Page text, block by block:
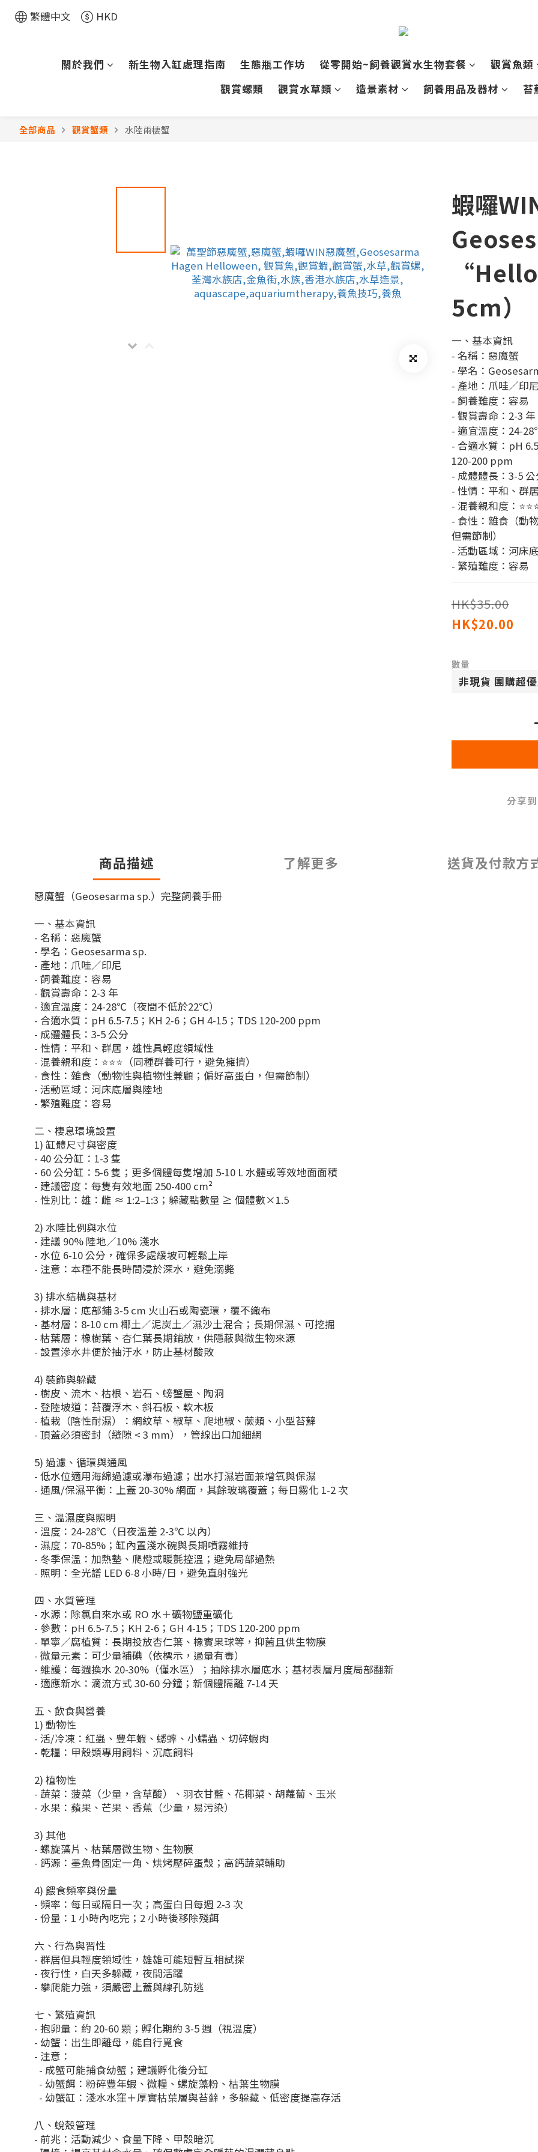
繁體中文 HKD
關於我們 新生物入缸處理指南 生態瓶工作坊 從零開始~飼養觀賞水生物套餐 觀賞魚類
觀賞螺類
觀賞水草類 造景素材 飼養用品及器材 苔
全部商品 觀賞蟹類 水陸兩棲蟹
蝦囉
5cm）
一、基本資訊
- 名稱：惡魔蟹
- 學名：
- 產地：爪哇／印尼
- 飼養難度：容易
- 觀賞壽命：2-3 年
- 適宜溫度：24-
- 合適水質：pH
120-200 ppm
- 成體體長：3-5 公
- 性情：平和、群
- 混養親和度：
- 食性：雜食（動
但需節制）
- 活動區域：河床
- 繁殖難度：容易
HK$35.00
HK$20.00
數量
分享到
商品描述 了解更多 送貨及付款方
惡魔蟹（Geosesarma sp.）完整飼養手冊
一、基本資訊
- 名稱：惡魔蟹
- 學名：Geosesarma sp.
- 產地：爪哇／印尼
- 飼養難度：容易
- 觀賞壽命：2-3 年
- 適宜溫度：24-28℃（夜間不低於22℃）
- 合適水質：pH 6.5-7.5；KH 2-6；GH 4-15；TDS 120-200 ppm
- 成體體長：3-5 公分
- 性情：平和、群居，雄性具輕度領域性
- 混養親和度：⭐⭐⭐（同種群養可行，避免擁擠）
- 食性：雜食（動物性與植物性兼顧；偏好高蛋白，但需節制）
- 活動區域：河床底層與陸地
- 繁殖難度：容易
二、棲息環境設置
1) 缸體尺寸與密度
- 40 公分缸：1-3 隻
- 60 公分缸：5-6 隻；更多個體每隻增加 5-10 L 水體或等效地面面積
- 建議密度：每隻有效地面 250-400 cm²
- 性別比：雄：雌 ≈ 1:2–1:3；躲藏點數量 ≥ 個體數×1.5
2) 水陸比例與水位
- 建議 90% 陸地／10% 淺水
- 水位 6-10 公分，確保多處緩坡可輕鬆上岸
- 注意：本種不能長時間浸於深水，避免溺斃
3) 排水結構與基材
- 排水層：底部鋪 3-5 cm 火山石或陶瓷環，覆不織布
- 基材層：8-10 cm 椰土／泥炭土／濕沙土混合；長期保濕、可挖掘
- 枯葉層：橡樹葉、杏仁葉長期鋪放，供隱蔽與微生物來源
- 設置滲水井便於抽汙水，防止基材酸敗
4) 裝飾與躲藏
- 樹皮、流木、枯根、岩石、螃蟹屋、陶洞
- 登陸坡道：苔覆浮木、斜石板、軟木板
- 植栽（陰性耐濕）：網紋草、椒草、爬地椒、蕨類、小型苔蘚
- 頂蓋必須密封（縫隙 < 3 mm），管線出口加細網
5) 過濾、循環與通風
- 低水位適用海綿過濾或瀑布過濾；出水打濕岩面兼增氧與保濕
- 通風/保濕平衡：上蓋 20-30% 網面，其餘玻璃覆蓋；每日霧化 1-2 次
三、溫濕度與照明
- 溫度：24-28℃（日夜溫差 2-3℃ 以內）
- 濕度：70-85%；缸內置淺水碗與長期噴霧維持
- 冬季保溫：加熱墊、爬燈或暖氈控溫；避免局部過熱
- 照明：全光譜 LED 6-8 小時/日，避免直射強光
四、水質管理
- 水源：除氯自來水或 RO 水＋礦物鹽重礦化
- 參數：pH 6.5-7.5；KH 2-6；GH 4-15；TDS 120-200 ppm
- 單寧／腐植質：長期投放杏仁葉、橡實果球等，抑菌且供生物膜
- 微量元素：可少量補碘（依標示，過量有毒）
- 維護：每週換水 20-30%（僅水區）；抽除排水層底水；基材表層月度局部翻新
- 適應新水：滴流方式 30-60 分鐘；新個體隔離 7-14 天
五、飲食與營養
1) 動物性
- 活/冷凍：紅蟲、豐年蝦、蟋蟀、小蠕蟲、切碎蝦肉
- 乾糧：甲殼類專用飼料、沉底飼料
2) 植物性
- 蔬菜：菠菜（少量，含草酸）、羽衣甘藍、花椰菜、胡蘿蔔、玉米
- 水果：蘋果、芒果、香蕉（少量，易污染）
3) 其他
- 螺旋藻片、枯葉層微生物、生物膜
- 鈣源：墨魚骨固定一角、烘烤壓碎蛋殼；高鈣蔬菜輔助
4) 餵食頻率與份量
- 頻率：每日或隔日一次；高蛋白日每週 2-3 次
- 份量：1 小時內吃完；2 小時後移除殘餌
六、行為與習性
- 群居但具輕度領域性，雄雄可能短暫互相試探
- 夜行性，白天多躲藏，夜間活躍
- 攀爬能力強，須嚴密上蓋與線孔防逃
七、繁殖資訊
- 抱卵量：約 20-60 顆；孵化期約 3-5 週（視溫度）
- 幼蟹：出生即離母，能自行覓食
- 注意：
- 成蟹可能捕食幼蟹；建議孵化後分缸
- 幼蟹餌：粉碎豐年蝦、微糧、螺旋藻粉、枯葉生物膜
- 幼蟹缸：淺水水窪＋厚實枯葉層與苔蘚，多躲藏、低密度提高存活
八、蛻殼管理
- 前兆：活動減少、食量下降、甲殼暗沉